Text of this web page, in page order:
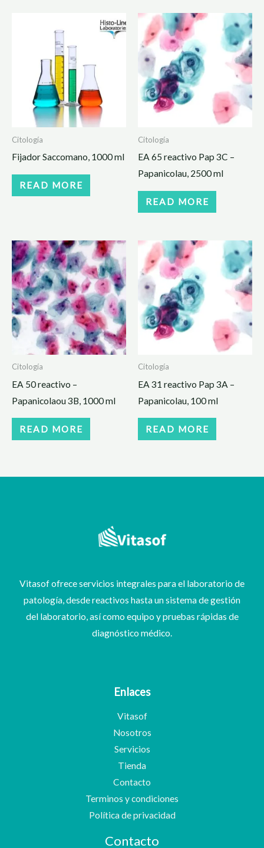
Citología
Fijador Saccomano, 1000 ml
READ MORE
Citología
EA 65 reactivo Pap 3C –
Papanicolau, 2500 ml
READ MORE
Citología
EA 50 reactivo –
Papanicolaou 3B, 1000 ml
READ MORE
Citología
EA 31 reactivo Pap 3A –
Papanicolau, 100 ml
READ MORE
Vitasof ofrece servicios integrales para el laboratorio de
patología, desde reactivos hasta un sistema de gestión
del laboratorio, así como equipo y pruebas rápidas de
diagnóstico médico.
Enlaces
Vitasof
Nosotros
Servicios
Tienda
Contacto
Terminos y condiciones
Política de privacidad
Contacto